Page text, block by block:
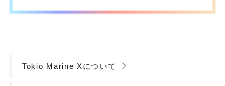
Tokio Marine Xについて